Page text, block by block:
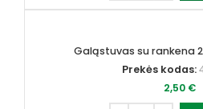
Galąstuvas su rankena
Prekės kodas:
2,50 €